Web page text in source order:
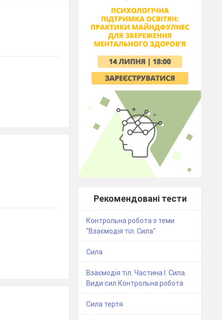
Рекомендовані тести
Контрольна робота з теми
"Взаємодія тіл. Сила"
Сила
Взаємодія тіл. Частина І. Сила.
Види сил Контрольна робота
Сила тертя